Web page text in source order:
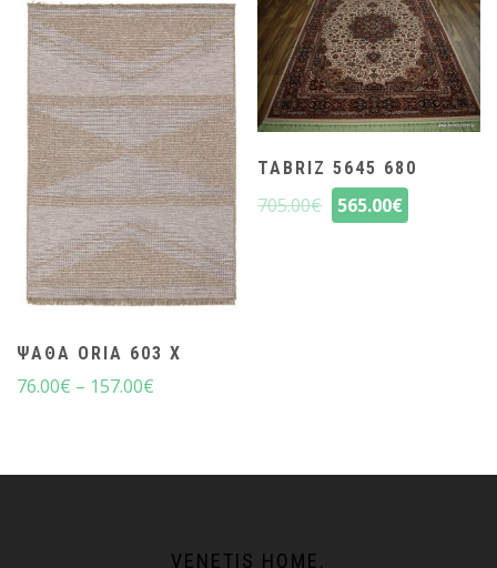
ΨΆΘΑ ORIA 603 X
76.00€ – 157.00€
TABRIZ 5645 680
705.00€ 565.00€
VENETIS HOME.